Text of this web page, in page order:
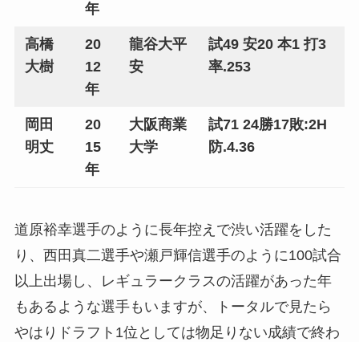
年
高橋
大樹
20
12
年
龍谷大平
安
試49 安20 本1 打3
率.253
岡田
明丈
20
15
年
大阪商業
大学
試71 24勝17敗:2H
防.4.36
道原裕幸選手のように長年控えで渋い活躍をした
り、西田真二選手や瀬戸輝信選手のように100試合
以上出場し、レギュラークラスの活躍があった年
もあるような選手もいますが、トータルで見たら
やはりドラフト1位としては物足りない成績で終わ